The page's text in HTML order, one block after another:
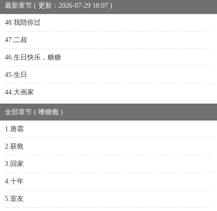
最新章节 ( 更新：2026-07-29 18:07 )
48.我陪你过
47.二叔
46.生日快乐，糖糖
45.生日
44.大画家
全部章节 ( 嗜糖瘾 )
1.唐霜
2.获救
3.回家
4.十年
5.室友